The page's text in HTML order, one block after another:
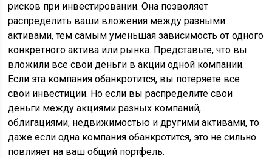
рисков при инвестировании. Она позволяет
распределить ваши вложения между разными
активами, тем самым уменьшая зависимость от одного
конкретного актива или рынка. Представьте, что вы
вложили все свои деньги в акции одной компании.
Если эта компания обанкротится, вы потеряете все
свои инвестиции. Но если вы распределите свои
деньги между акциями разных компаний,
облигациями, недвижимостью и другими активами, то
даже если одна компания обанкротится, это не сильно
повлияет на ваш общий портфель.